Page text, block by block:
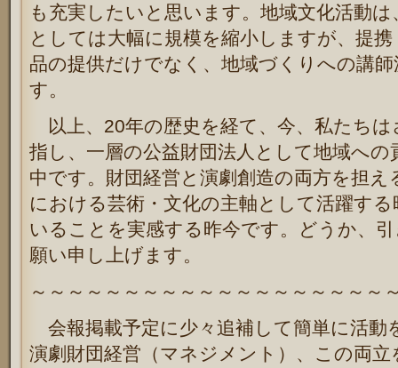
も充実したいと思います。地域文化活動
としては大幅に規模を縮小しますが、提
品の提供だけでなく、地域づくりへの講
す。
以上、 20年の歴史を経て、今、私たち
指し、一層の公益財団法人として地域へ
中です。財団経営と演劇創造の両方を担
における芸術・文化の主軸として活躍す
いることを実感する昨今です。どうか、
願い申し上げます。
～～～～～～～～～～～～～～～～～～～
会報掲載予定に少々追補して簡単に活動
演劇財団経営（マネジメント）、この両